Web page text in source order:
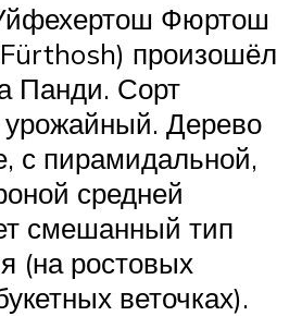
Фюртош
произошёл
Панди. Сорт
урожайный. Дерево
с пирамидальной,
средней
смешанный тип
(на ростовых
веточках).